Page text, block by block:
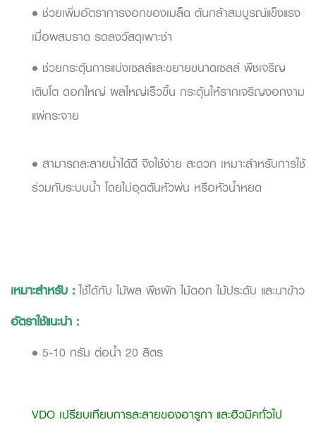
• ช่วยเพิ่มอัตราการงอกของเมล็ด ต้นกล้าสมบูรณ์แข็งแรง
เมื่อผสมราด รดลงวัสดุเพาะชำ
• ช่วยกระตุ้นการแบ่งเซลล์และขยายขนาดเซลล์ พืชเจริญ
เติบโต ดอกใหญ่ ผลใหญ่เร็วขึ้น กระตุ้นให้รากเจริญงอกงาม
แผ่กระจาย
• สามารถละลายน้ำได้ดี จึงใช้ง่าย สะดวก เหมาะสำหรับการใช้
ร่วมกับระบบน้ำ โดยไม่อุดตันหัวพ่น หรือหัวน้ำหยด
เหมาะสำหรับ : ใช้ได้กับ ไม้ผล พืชผัก ไม้ดอก ไม้ประดับ และนาข้าว
อัตราใช้แนะนำ :
• 5-10 กรัม ต่อน้ำ 20 ลิตร
VDO เปรียบเทียบการละลายของอารูกา และฮิวมิคทั่วไป